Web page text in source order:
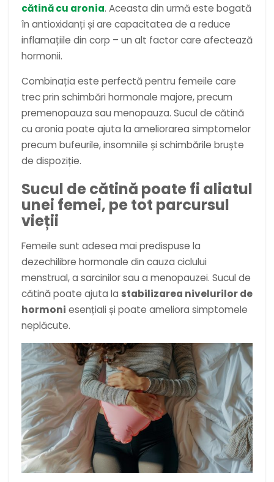
cătină cu aronia. Aceasta din urmă este bogată
în antioxidanți și are capacitatea de a reduce
inflamațiile din corp – un alt factor care afectează
hormonii.
Combinația este perfectă pentru femeile care
trec prin schimbări hormonale majore, precum
premenopauza sau menopauza. Sucul de cătină
cu aronia poate ajuta la ameliorarea simptomelor
precum bufeurile, insomniile și schimbările bruște
de dispoziție.
Sucul de cătină poate fi aliatul
unei femei, pe tot parcursul
vieții
Femeile sunt adesea mai predispuse la
dezechilibre hormonale din cauza ciclului
menstrual, a sarcinilor sau a menopauzei. Sucul de
cătină poate ajuta la stabilizarea nivelurilor de
hormoni esențiali și poate ameliora simptomele
neplăcute.